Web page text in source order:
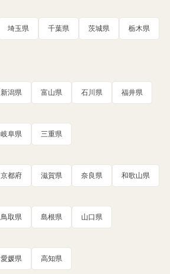
埼玉県 千葉県 茨城県 栃木県
新潟県 富山県 石川県 福井県
岐阜県 三重県
京都府 滋賀県 奈良県 和歌山県
鳥取県 島根県 山口県
愛媛県 高知県